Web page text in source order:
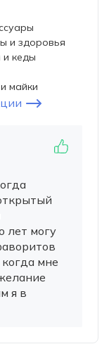
и здоровья
и кеды
майки
лет могу
мне
я в